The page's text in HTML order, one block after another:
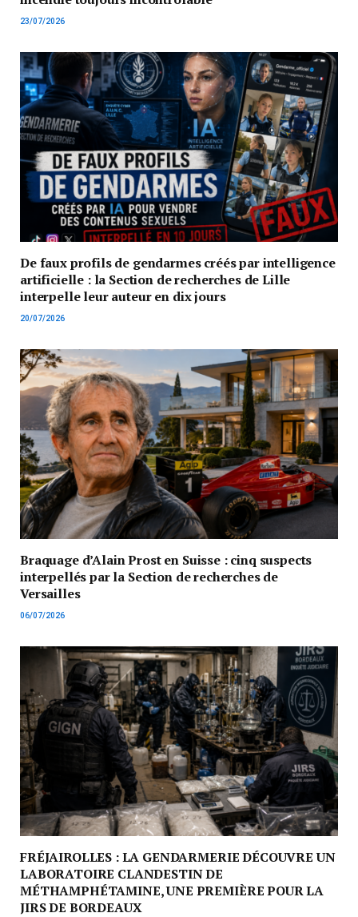
23/07/2026
De faux profils de gendarmes créés par intelligence
artificielle : la Section de recherches de Lille
interpelle leur auteur en dix jours
20/07/2026
Braquage d’Alain Prost en Suisse : cinq suspects
interpellés par la Section de recherches de
Versailles
06/07/2026
FRÉJAIROLLES : LA GENDARMERIE DÉCOUVRE UN
LABORATOIRE CLANDESTIN DE
MÉTHAMPHÉTAMINE, UNE PREMIÈRE POUR LA
JIRS DE BORDEAUX